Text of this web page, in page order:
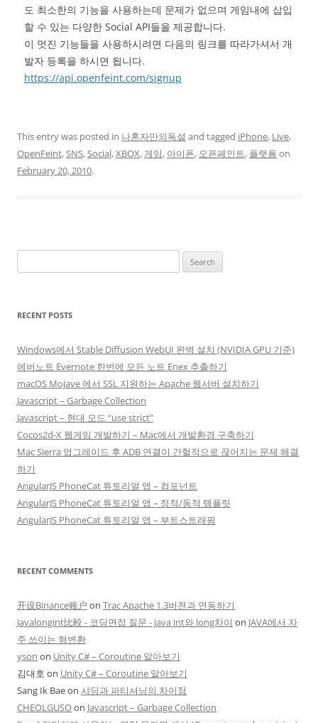
도 최소한의 기능을 사용하는데 문제가 없으며 게임내에 삽입
할 수 있는 다양한 Social API들을 제공합니다.
이 멋진 기능들을 사용하시려면 다음의 링크를 따라가셔서 개
발자 등록을 하시면 됩니다.
https://api.openfeint.com/signup
This entry was posted in 나혼자만의독설 and tagged iPhone, Live,
OpenFeint,SNS,Social,XBOX,게임, 아이폰, 오픈페인트, 플랫폼 on
February 20, 2010.
for:
RECENT POSTS
Windows에서 Stable Diffusion WebUI 완벽 설치 (NVIDIA GPU 기준)
에버노트 Evernote 한번에 모든 노트 Enex 추출하기
macOS Mojave 에서 SSL 지원하는 Apache 웹서버 설치하기
Javascript – Garbage Collection
Javascript – 현대 모드 “use strict”
Cocos2d-X 웹게임 개발하기 – Mac에서 개발환경 구축하기
Mac Sierra 업그레이드 후 ADB 연결이 간헐적으로 끊어지는 문제 해결
하기
AngularJS PhoneCat 튜토리얼 앱 – 컴포넌트
AngularJS PhoneCat 튜토리얼 앱 – 정적/동적 템플릿
AngularJS PhoneCat 튜토리얼 앱 – 부트스트래핑
RECENT COMMENTS
开设Binance账户 on Trac Apache 1.3버젼과 연동하기
Javalongint比較 - 코딩면접 질문 - java int와 long차이 on JAVA에서 자
주 쓰이는 형변환
yson on Unity C# – Coroutine 알아보기
김대호 on Unity C# – Coroutine 알아보기
Sang Ik Baeon 샤딩과 파티셔닝의 차이점
CHEOLGUSOon Javascript – Garbage Collection